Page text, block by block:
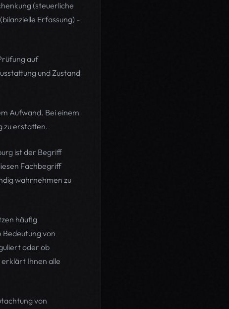
(steuerliche
Erfassung) -
auf
und Zustand
Aufwand. Bei einem
zu erstatten.
ist der Begriff
Fachbegriff
wahrnehmen zu
häufig
von
oder ob
Ihnen alle
von